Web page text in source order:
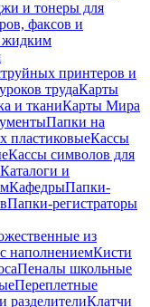
и тонеры для
факсов и
жидким
принтеров и
трудаКарты
и тканиКарты Мира
Папки на
пластиковыеКассы
Кассы символов для
Каталоги и
КафедрыПапки-
Папки-регистраторы
из
наполнениемКисти
Пеналы школьные
Переплетные
разделителиКлатчи